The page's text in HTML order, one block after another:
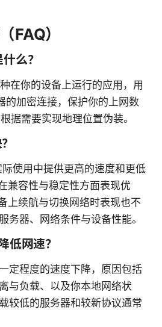
FAQ）
么？
在你的设备上运行的应用，用
的加密连接，保护你的上网数
据需要实现地理位置伪装。
使用中提供更高的速度和更低
兼容性与稳定性方面表现优
上续航与切换网络时表现也不
务器、网络条件与设备性能。
低网速？
定程度的速度下降，原因包括
与负载、以及你本地网络状
较低的服务器和较新协议通常